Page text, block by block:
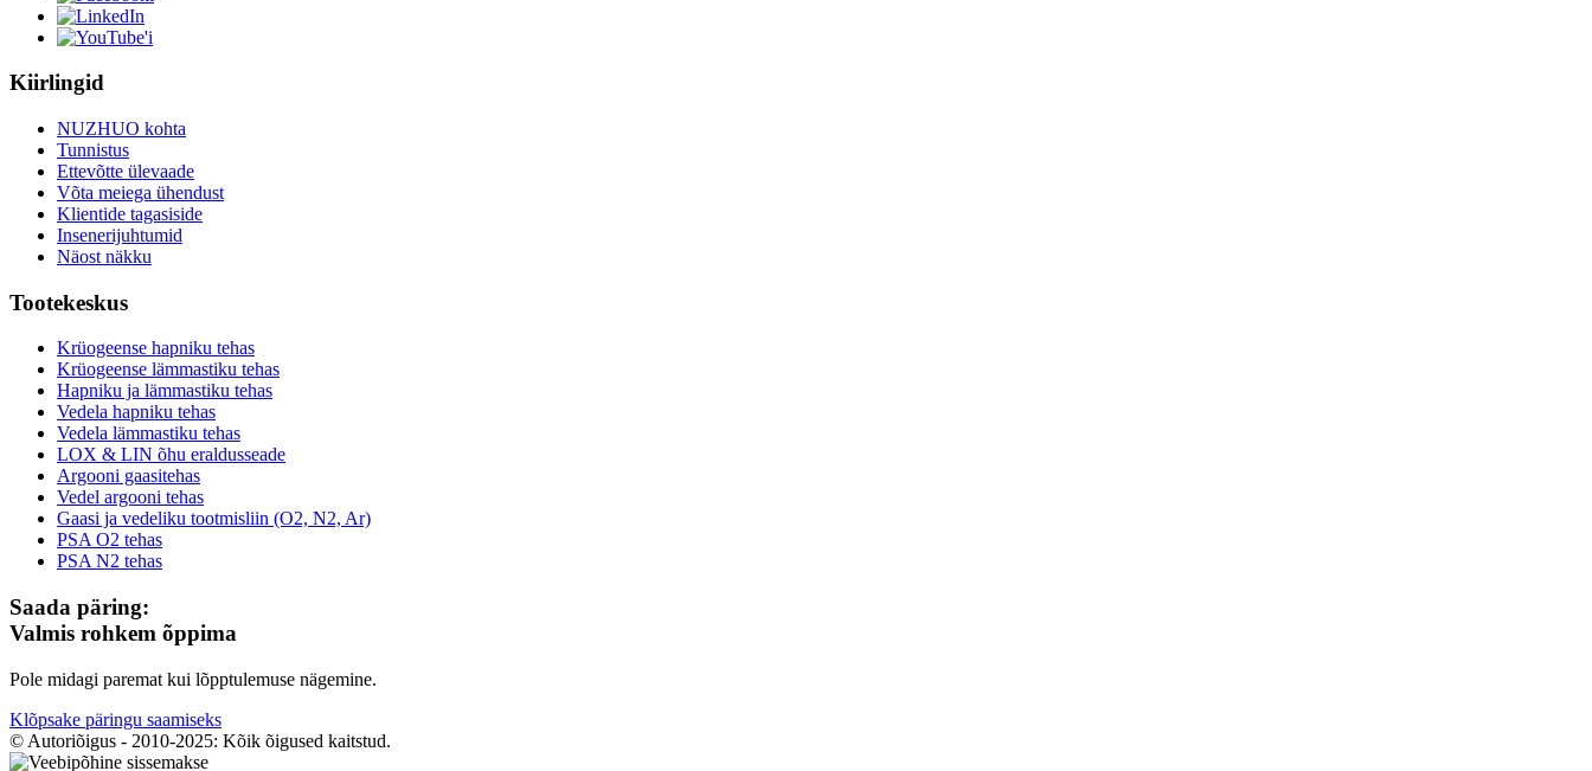
Kiirlingid
NUZHUO kohta
Tunnistus
Ettevõtte ülevaade
Võta meiega ühendust
Klientide tagasiside
Insenerijuhtumid
Näost näkku
Tootekeskus
Krüogeense hapniku tehas
Krüogeense lämmastiku tehas
Hapniku ja lämmastiku tehas
Vedela hapniku tehas
Vedela lämmastiku tehas
LOX & LIN õhu eraldusseade
Argooni gaasitehas
Vedel argooni tehas
Gaasi ja vedeliku tootmisliin (O2, N2, Ar)
PSA O2 tehas
PSA N2 tehas
Saada päring:
Valmis rohkem õppima
Pole midagi paremat kui lõpptulemuse nägemine.
Klõpsake päringu saamiseks
© Autoriõigus - 2010-2025: Kõik õigused kaitstud.